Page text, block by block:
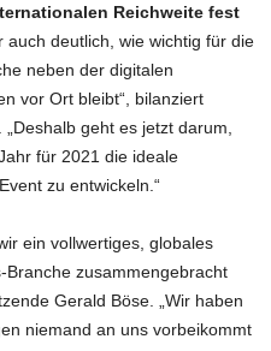
Reichweite fest
auch deutlich, wie wichtig für die
neben der digitalen
vor Ort bleibt“, bilanziert
geht es jetzt darum,
für 2021 die ideale
zu entwickeln.“
ein vollwertiges, globales
zusammengebracht
Gerald Böse. „Wir haben
niemand an uns vorbeikommt